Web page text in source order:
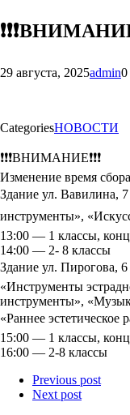
29 августа, 2025admin0
CategoriesНОВОСТИ
❗❗❗ВНИМАНИЕ❗❗❗
Изменение время
Здание ул. Вавилина,
инструменты»,
13:00 — 1 классы,
14:00 — 2- 8 классы
Здание ул. Пирогова,
«Инструменты
инструменты»,
«Раннее эстетическое
15:00 — 1 классы,
16:00 — 2-8 классы
Previous post
Next post